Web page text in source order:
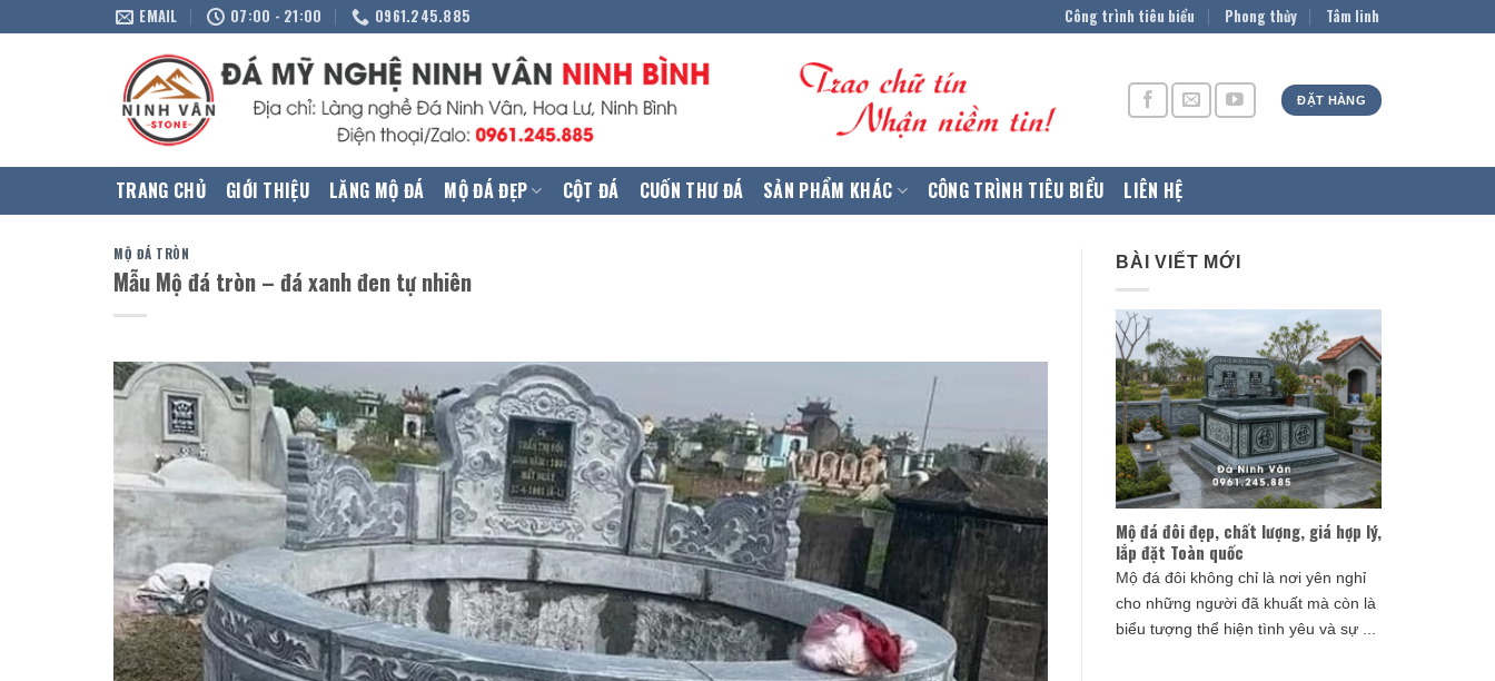
EMAIL 07:00 - 21:00 0961.245.885 Công trình tiêu biểu Phong thủy Tâm linh
ĐẶT HÀNG
TRANG CHỦ GIỚI THIỆU LĂNG MỘ ĐÁ MỘ ĐÁ ĐẸP CỘT ĐÁ CUỐN THƯ ĐÁ SẢN PHẨM KHÁC CÔNG TRÌNH TIÊU BIỂU LIÊN HỆ
MỘ ĐÁ TRÒN
Mẫu Mộ đá tròn – đá xanh đen tự nhiên
BÀI VIẾT MỚI
Mộ đá đôi đẹp, chất lượng, giá hợp lý,
lắp đặt Toàn quốc
Mộ đá đôi không chỉ là nơi yên nghỉ
cho những người đã khuất mà còn là
biểu tượng thể hiện tình yêu và sự ...